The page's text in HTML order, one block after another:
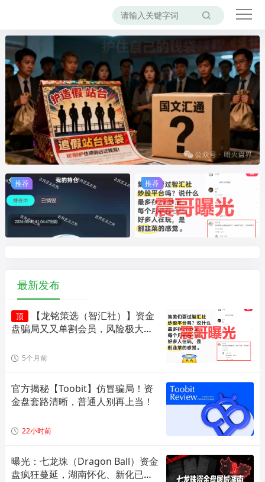
推荐 推荐
推荐 推荐
最新发布
顶
【龙铭策选（智汇社）】资金
盘骗局又又单割会员，风险极大，
5个月前
官方揭秘【Toobit】仿冒骗局！资
金盘套路清晰，普通人别再上当！
22小时前
曝光：七龙珠（Dragon Ball）资金
盘疯狂蔓延，湖南怀化、新化已成